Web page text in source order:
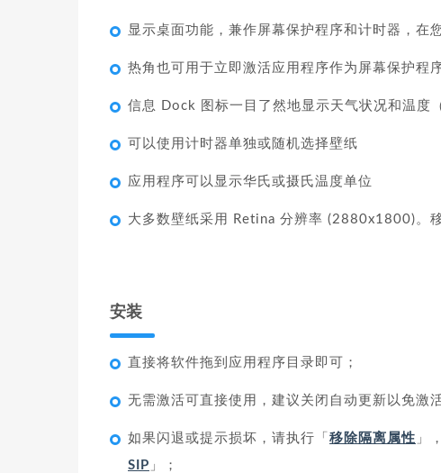
显示桌面功能，兼作屏幕保护程序和计时器，在
热角也可用于立即激活应用程序作为屏幕保护程
信息 Dock 图标一目了然地显示天气状况和温度
可以使用计时器单独或随机选择壁纸
应用程序可以显示华氏或摄氏温度单位
大多数壁纸采用 Retina 分辨率 (2880x1800)。
安装
直接将软件拖到应用程序目录即可；
无需激活可直接使用，建议关闭自动更新以免激
如果闪退或提示损坏，请执行「 移除隔离属性 」
SIP 」；